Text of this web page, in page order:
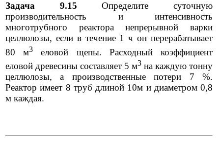
Задача 9.15 Определите суточную
производительность и интенсивность
многотрубного реактора непрерывной варки
целлюлозы, если в течение 1 ч он перерабатывает
80 м3
еловой щепы. Расходный коэффициент
еловой древесины составляет 5 м3 на каждую тонну
целлюлозы, а производственные потери 7 %.
Реактор имеет 8 труб длиной 10м и диаметром 0,8
м каждая.